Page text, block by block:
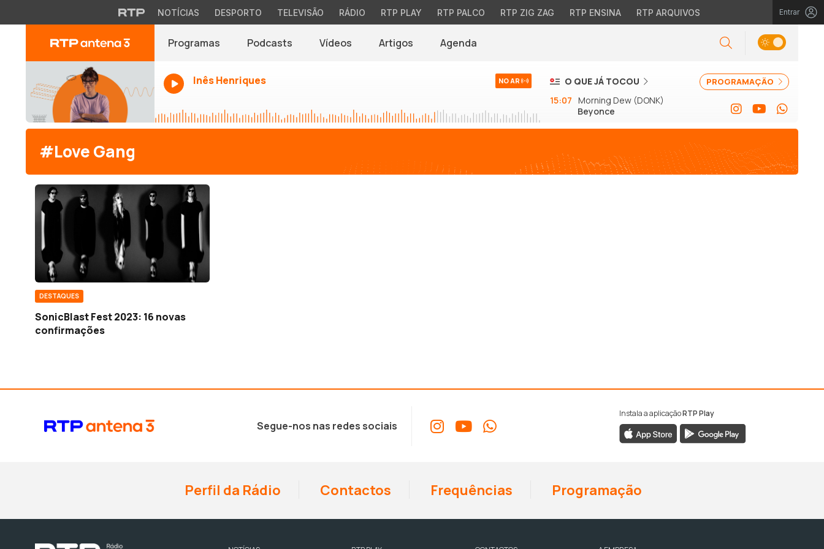
NOTÍCIAS DESPORTO TELEVISÃO RÁDIO RTP PLAY RTP PALCO RTP ZIG ZAG RTP ENSINA RTP ARQUIVOS Entrar
Programas Podcasts Vídeos Artigos Agenda
Inês Henriques NO AR PROGRAMAÇÃO
O QUE JÁ TOCOU
15:07 Morning Dew (DONK)
Beyonce
#Love Gang
DESTAQUES
SonicBlast Fest 2023: 16 novas
confirmações
Segue-nos nas redes sociais
Instala a aplicaçãoRTP Play
Perfil da Rádio Contactos Frequências Programação